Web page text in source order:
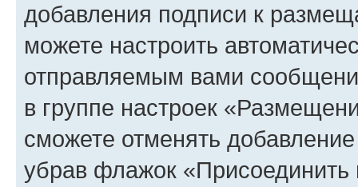
добавления подписи к
можете настроить
отправляемым вами
в группе настроек
сможете отменять
убрав флажок